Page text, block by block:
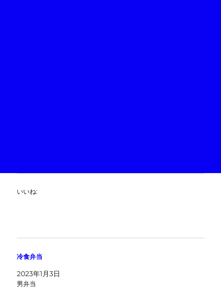
いいね:
冷食弁当
2023年1月3日
男弁当